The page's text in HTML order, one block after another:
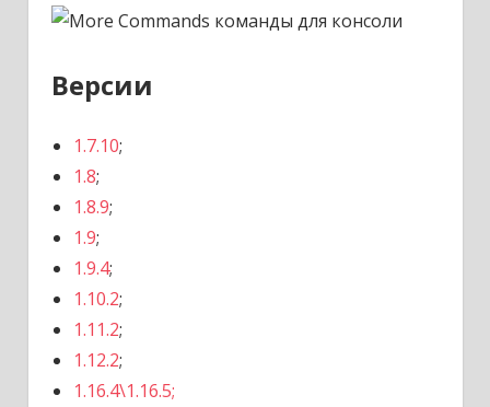
Версии
1.7.10;
1.8;
1.8.9;
1.9;
1.9.4;
1.10.2;
1.11.2;
1.12.2;
1.16.4\1.16.5;